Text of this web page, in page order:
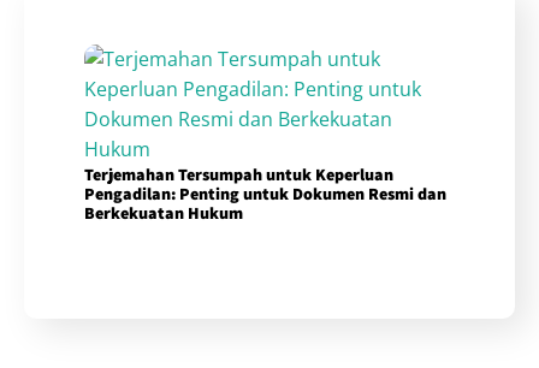
Terjemahan Tersumpah untuk Keperluan
Pengadilan: Penting untuk Dokumen Resmi dan
Berkekuatan Hukum